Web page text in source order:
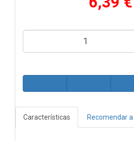
Características Recomendar